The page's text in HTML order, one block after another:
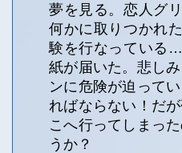
夢を見る。恋人グ
何かに取りつかれ
験を行なっている
紙が届いた。悲し
ンに危険が迫って
ればならない！だ
こへ行ってしまっ
うか？